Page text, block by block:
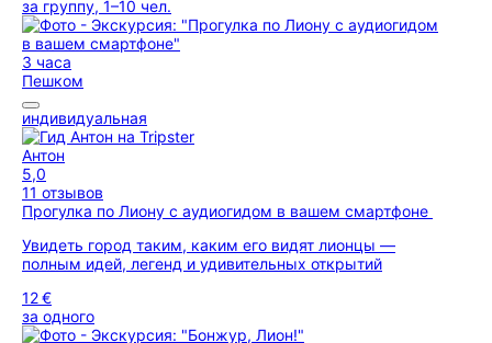
за группу, 1–10 чел.
3 часа
Пешком
индивидуальная
Антон
5,0
11 отзывов
Прогулка по Лиону с аудиогидом в вашем смартфоне
Увидеть город таким, каким его видят лионцы —
полным идей, легенд и удивительных открытий
12 €
за одного